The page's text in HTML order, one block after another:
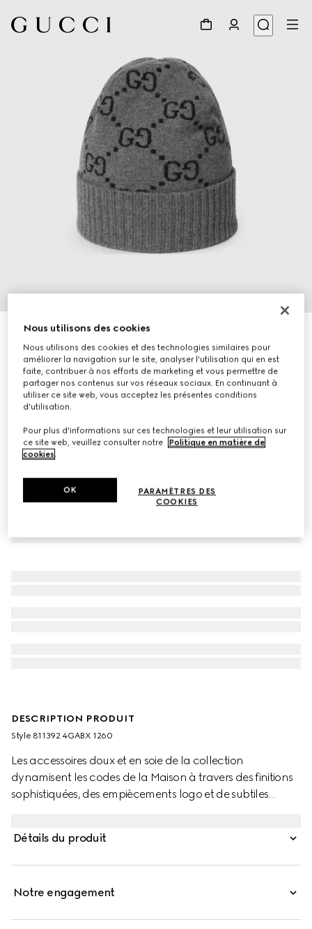
Bonnet en cachemire GG
€ 420
Déclinaisons noir et gris
DESCRIPTION PRODUIT
Style ‎811392 4GABX 1260
Les accessoires doux et en soie de la collection
dynamisent les codes de la Maison à travers des finitions
sophistiquées, des empiècements logo et de subtiles
Détails du produit
Notre engagement
Nous utilisons des cookies
Nous utilisons des cookies et des technologies similaires pour
améliorer la navigation sur le site, analyser l'utilisation qui en est
faite, contribuer à nos efforts de marketing et vous permettre de
partager nos contenus sur vos réseaux sociaux. En continuant à
utiliser ce site web, vous acceptez les présentes conditions
d'utilisation.
Pour plus d'informations sur ces technologies et leur utilisation sur
ce site web, veuillez consulter notre
Politique en matière de
cookies.
PARAMÈTRES DES
COOKIES
OK